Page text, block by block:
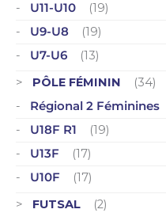
U11-U10
(19)
U9-U8
(19)
U7-U6
(13)
PÔLE FÉMININ
(34)
Régional 2 Féminines
U18F R1
(19)
U13F
(17)
U10F
(17)
FUTSAL
(2)